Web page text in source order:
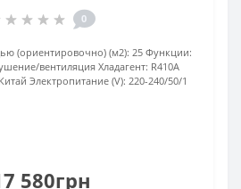
0
(ориентировочно) (м2): 25 Функции:
вентиляция Хладагент: R410А
Китай Электропитание (V): 220-240/50/1
580грн